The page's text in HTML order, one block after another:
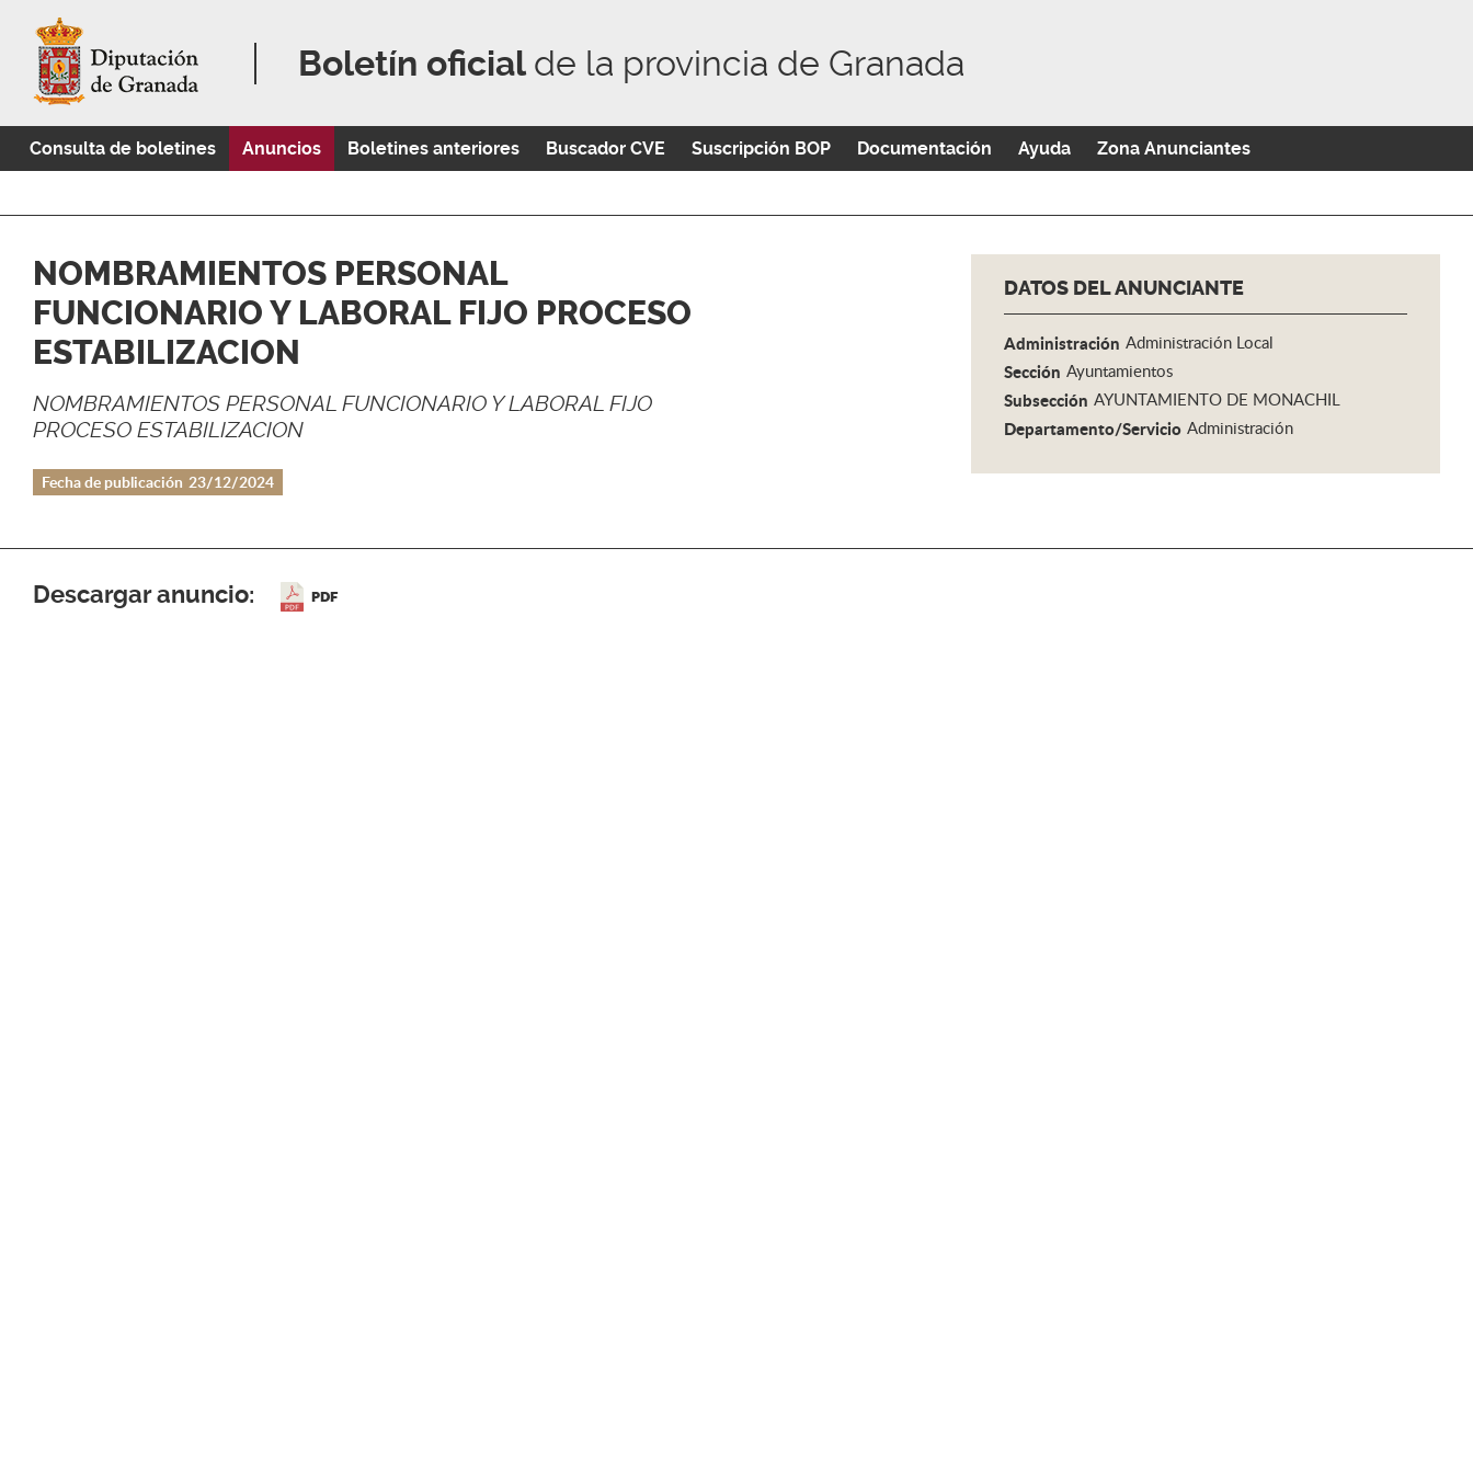
Boletín oficialde la provincia de Granada
Consulta de boletines Anuncios Boletines anteriores Buscador CVE Suscripción BOP Documentación Ayuda Zona Anunciantes
NOMBRAMIENTOS PERSONAL
FUNCIONARIO Y LABORAL FIJO PROCESO
ESTABILIZACION
NOMBRAMIENTOS PERSONAL FUNCIONARIO Y LABORAL FIJO
PROCESO ESTABILIZACION
Fecha de publicación 23/12/2024
DATOS DEL ANUNCIANTE
Administración Administración Local
Sección Ayuntamientos
Subsección AYUNTAMIENTO DE MONACHIL
Departamento/Servicio Administración
Descargar anuncio: PDF